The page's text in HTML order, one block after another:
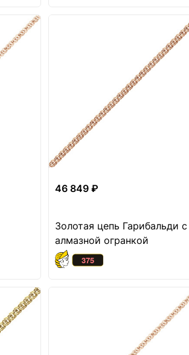
46 849 ₽
Золотая цепь Гарибальди с
алмазной огранкой